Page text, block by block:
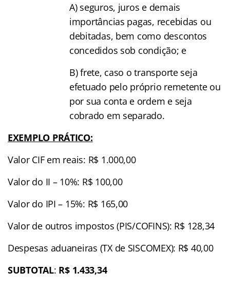
A) seguros, juros e demais
importâncias pagas, recebidas ou
debitadas, bem como descontos
concedidos sob condição; e
B) frete, caso o transporte seja
efetuado pelo próprio remetente ou
por sua conta e ordem e seja
cobrado em separado.
EXEMPLO PRÁTICO:
Valor CIF em reais: R$ 1.000,00
Valor do II – 10%: R$ 100,00
Valor do IPI – 15%: R$ 165,00
Valor de outros impostos (PIS/COFINS): R$ 128,34
Despesas aduaneiras (TX de SISCOMEX): R$ 40,00
SUBTOTAL: R$ 1.433,34